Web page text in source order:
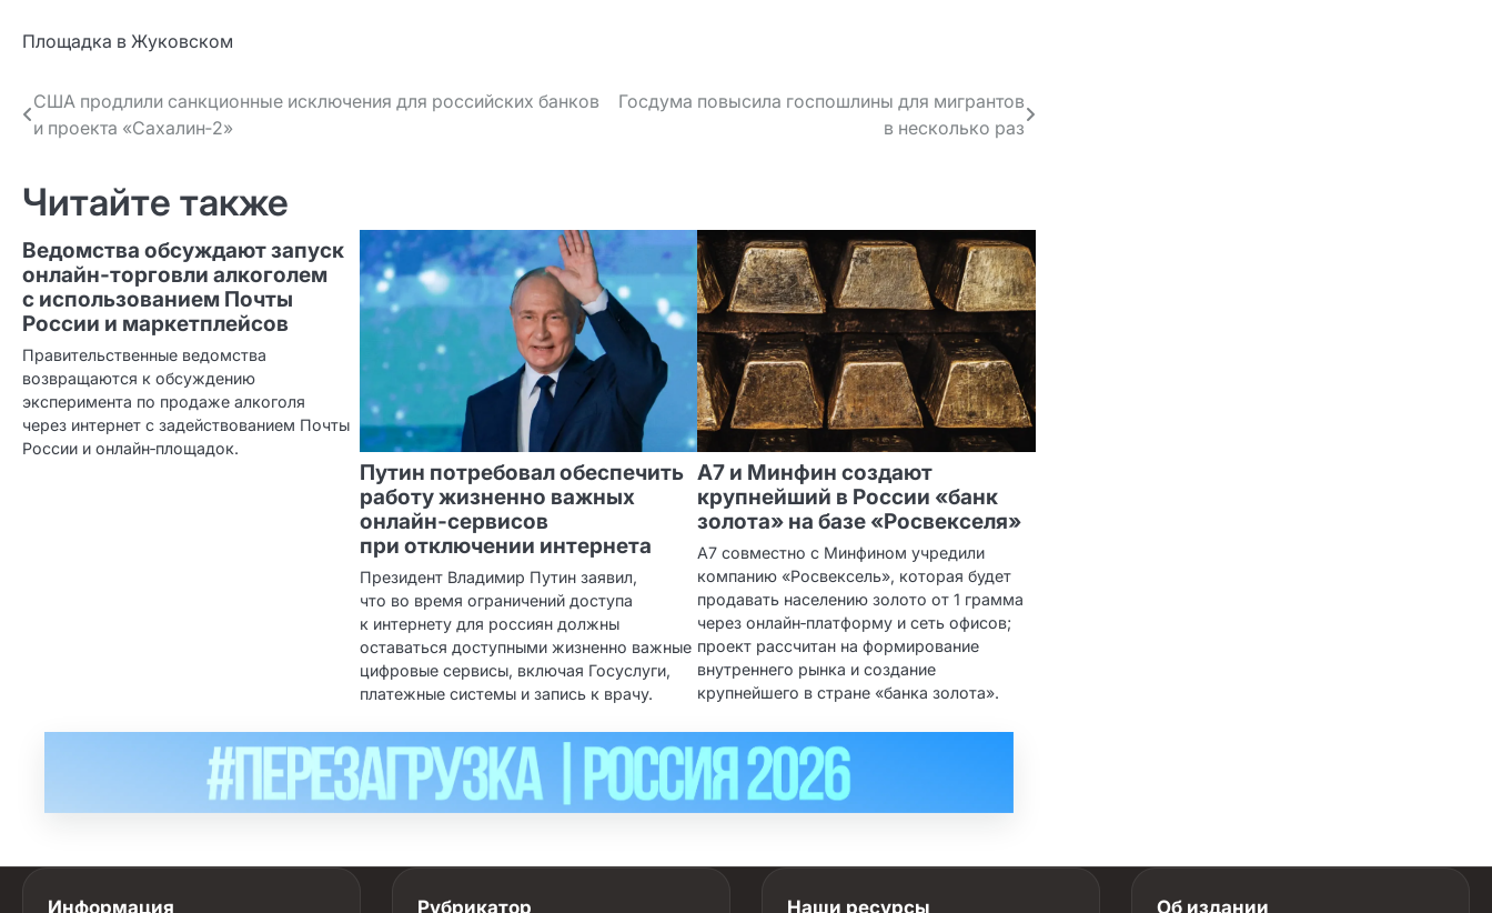
Площадка в Жуковском
Навигация
по записям
США продлили санкционные исключения для российских банков
и проекта «Сахалин‑2»
Госдума повысила госпошлины для мигрантов
в несколько раз
Читайте также
Ведомства обсуждают запуск
онлайн‑торговли алкоголем
с использованием Почты
России и маркетплейсов
Правительственные ведомства
возвращаются к обсуждению
эксперимента по продаже алкоголя
через интернет с задействованием Почты
России и онлайн‑площадок.
Путин потребовал обеспечить
работу жизненно важных
онлайн‑сервисов
при отключении интернета
Президент Владимир Путин заявил,
что во время ограничений доступа
к интернету для россиян должны
оставаться доступными жизненно важные
цифровые сервисы, включая Госуслуги,
платежные системы и запись к врачу.
А7 и Минфин создают
крупнейший в России «банк
золота» на базе «Росвекселя»
А7 совместно с Минфином учредили
компанию «Росвексель», которая будет
продавать населению золото от 1 грамма
через онлайн‑платформу и сеть офисов;
проект рассчитан на формирование
внутреннего рынка и создание
крупнейшего в стране «банка золота».
Информация Рубрикатор Наши ресурсы Об издании